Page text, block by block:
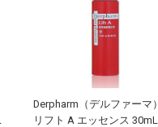
Derpharm（デルファーマ）
リフト A エッセンス 30mL